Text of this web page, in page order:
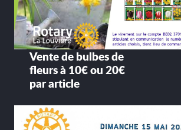
Vente de bulbes de
fleurs à 10€ ou 20€
par article